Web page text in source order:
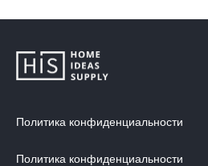
Политика конфиденциальности
Политика конфиденциальности